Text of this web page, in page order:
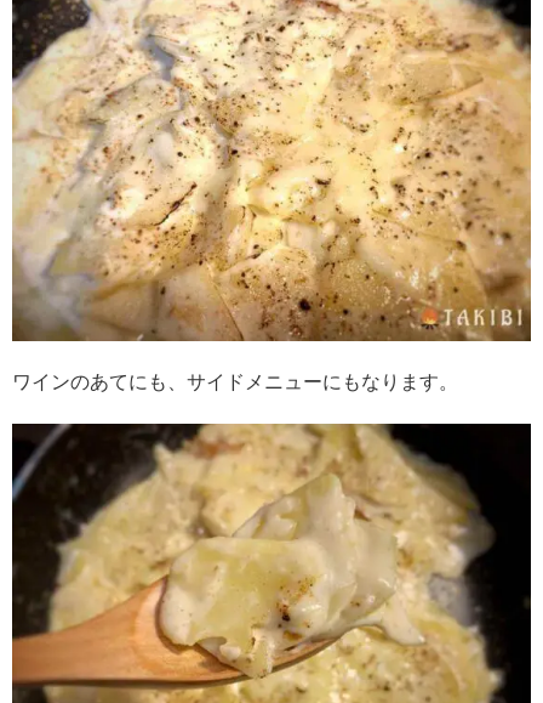
ワインのあてにも、サイドメニューにもなります。